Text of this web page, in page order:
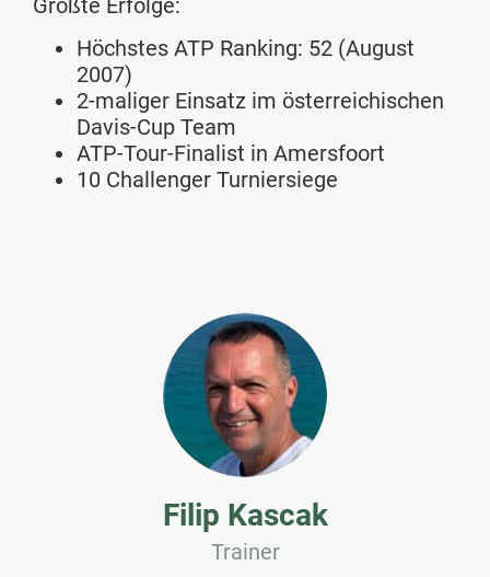
Größte Erfolge:
Höchstes ATP Ranking: 52 (August
2007)
2-maliger Einsatz im österreichischen
Davis-Cup Team
ATP-Tour-Finalist in Amersfoort
10 Challenger Turniersiege
Filip Kascak
Trainer